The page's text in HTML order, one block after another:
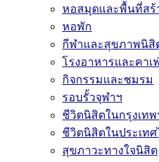
หอสมุดและพื้นที่สร้
หอพัก
กีฬาและสุขภาพนิสิ
โรงอาหารและคาเฟ่
กิจกรรมและชมรม
รอบรั้วจุฬาฯ
ชีวิตนิสิตในกรุงเทพ
ชีวิตนิสิตในประเทศ
สุขภาวะทางใจนิสิต